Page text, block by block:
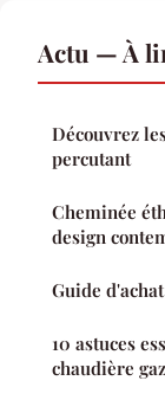
Actu — À
Découvrez
percutant
Cheminée
design
Guide
10 astuces
chaudière